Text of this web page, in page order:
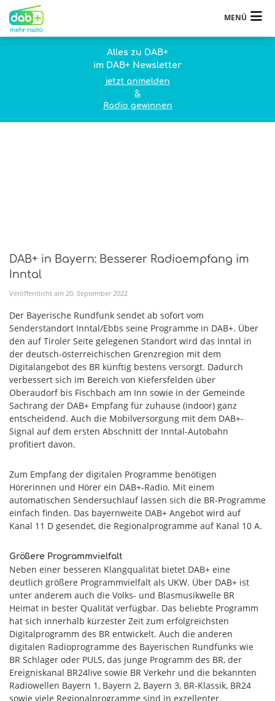
MENÜ
Alles zu DAB+
im DAB+ Newsletter
jetzt anmelden
&
Radio gewinnen
DAB+ in Bayern: Besserer Radioempfang im
Inntal
Veröffentlicht am 20. September 2022
Der Bayerische Rundfunk sendet ab sofort vom
Senderstandort Inntal/Ebbs seine Programme in DAB+. Über
den auf Tiroler Seite gelegenen Standort wird das Inntal in
der deutsch-österreichischen Grenzregion mit dem
Digitalangebot des BR künftig bestens versorgt. Dadurch
verbessert sich im Bereich von Kiefersfelden über
Oberaudorf bis Fischbach am Inn sowie in der Gemeinde
Sachrang der DAB+ Empfang für zuhause (indoor) ganz
entscheidend. Auch die Mobilversorgung mit dem DAB+-
Signal auf dem ersten Abschnitt der Inntal-Autobahn
profitiert davon.
Zum Empfang der digitalen Programme benötigen
Hörerinnen und Hörer ein DAB+-Radio. Mit einem
automatischen Sendersuchlauf lassen sich die BR-Programme
einfach finden. Das bayernweite DAB+ Angebot wird auf
Kanal 11 D gesendet, die Regionalprogramme auf Kanal 10 A.
Größere Programmvielfalt
Neben einer besseren Klangqualität bietet DAB+ eine
deutlich größere Programmvielfalt als UKW. Über DAB+ ist
unter anderem auch die Volks- und Blasmusikwelle BR
Heimat in bester Qualität verfügbar. Das beliebte Programm
hat sich innerhalb kürzester Zeit zum erfolgreichsten
Digitalprogramm des BR entwickelt. Auch die anderen
digitalen Radioprogramme des Bayerischen Rundfunks wie
BR Schlager oder PULS, das junge Programm des BR, der
Ereigniskanal BR24live sowie BR Verkehr und die bekannten
Radiowellen Bayern 1, Bayern 2, Bayern 3, BR-Klassik, BR24
sowie viele Regionalprogramme sind in exzellenter